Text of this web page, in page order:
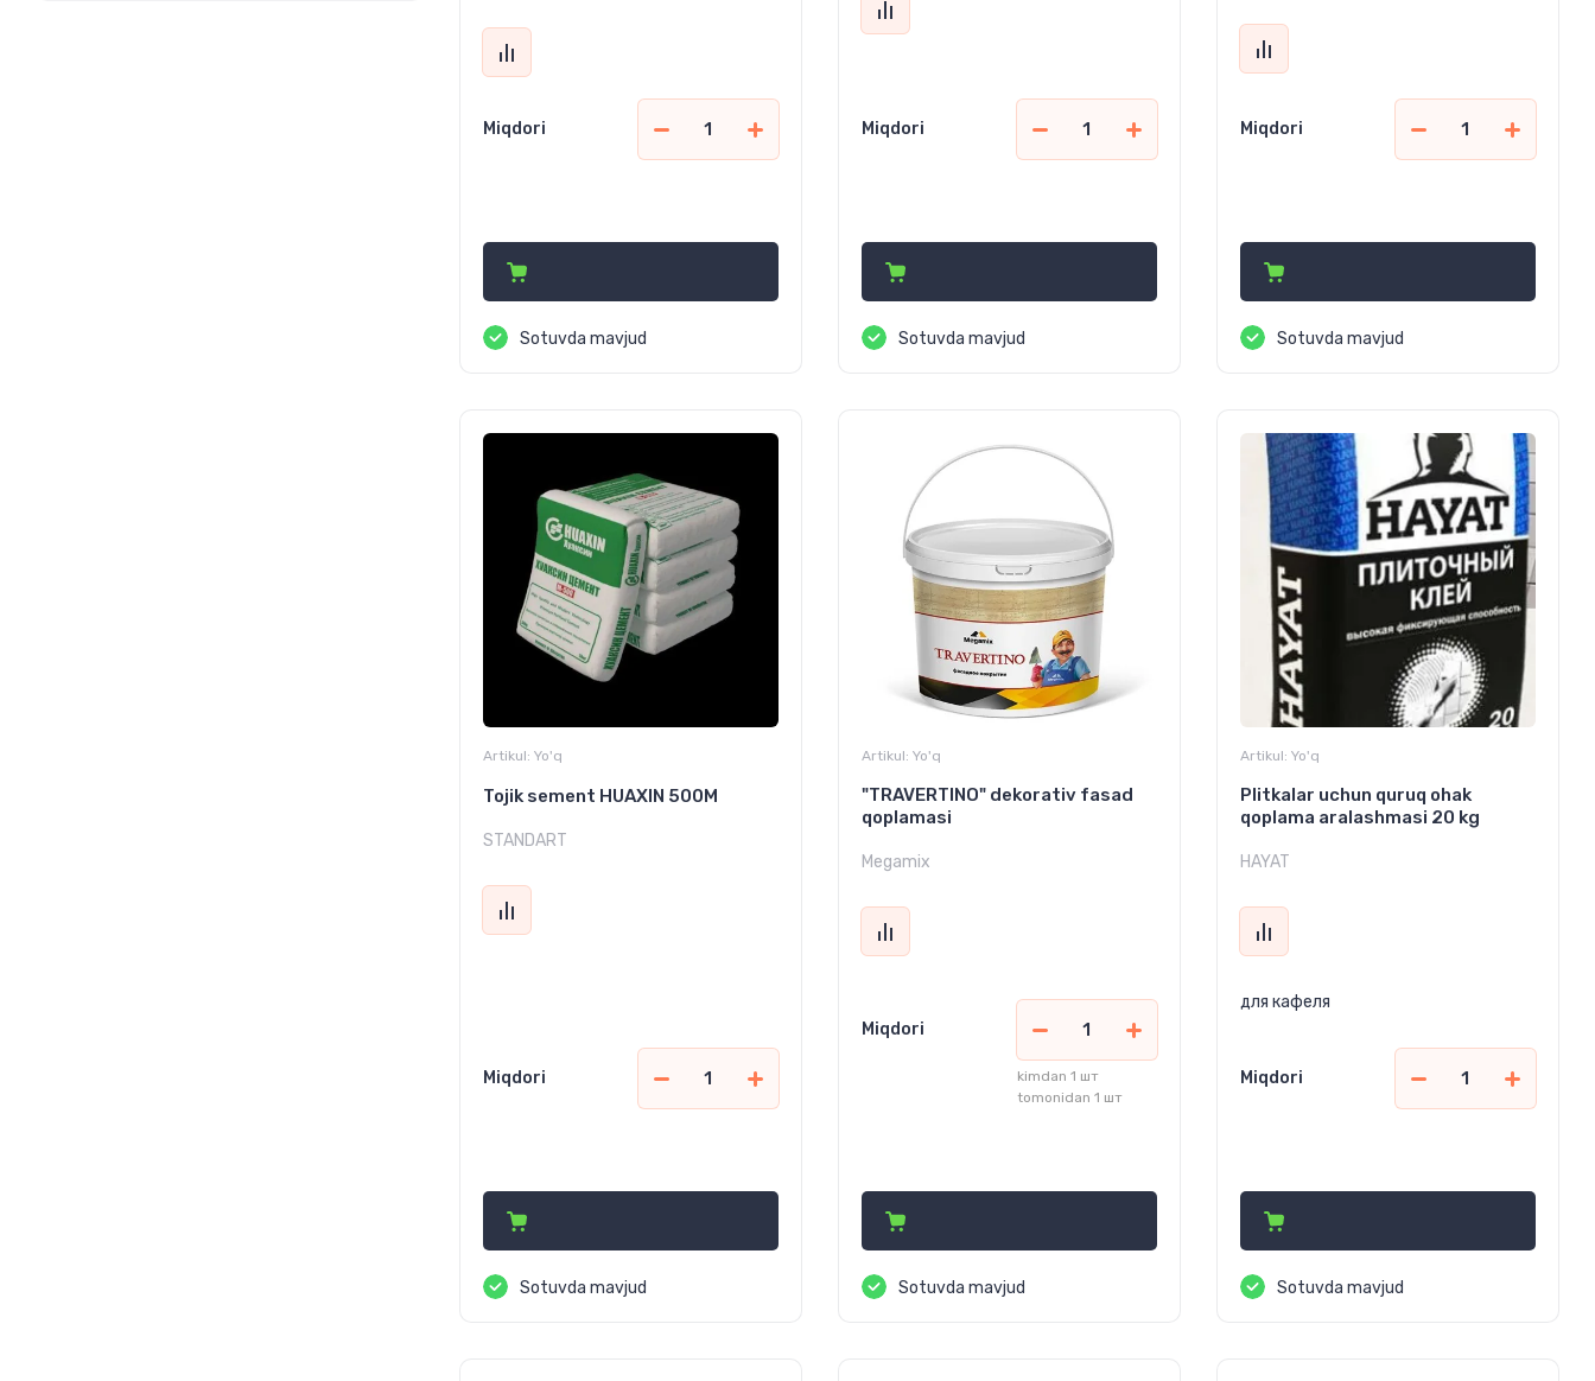
Miqdori
Sotuvda mavjud
Miqdori
Sotuvda mavjud
Miqdori
Sotuvda mavjud
Artikul: Yo'q
Tojik sement HUAXIN 500M
STANDART
Miqdori
Sotuvda mavjud
Artikul: Yo'q
"TRAVERTINO" dekorativ fasad
qoplamasi
Megamix
Miqdori
kimdan 1 шт
tomonidan 1 шт
Sotuvda mavjud
Artikul: Yo'q
Plitkalar uchun quruq ohak
qoplama aralashmasi 20 kg
HAYAT
для кафеля
Miqdori
Sotuvda mavjud